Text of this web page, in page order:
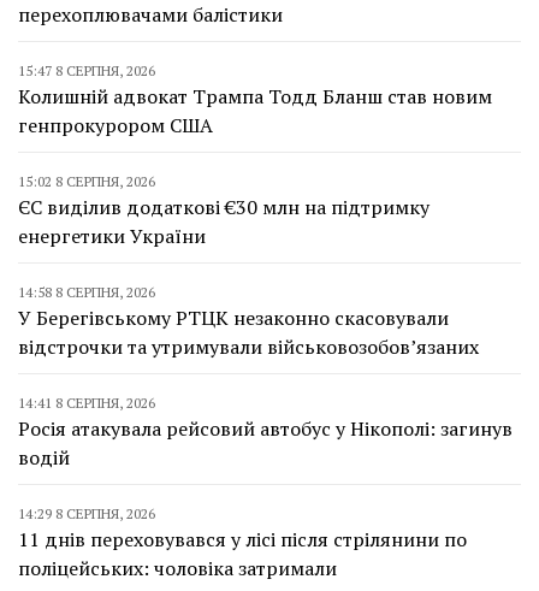
перехоплювачами балістики
15:47 8 СЕРПНЯ, 2026
Колишній адвокат Трампа Тодд Бланш став новим
генпрокурором США
15:02 8 СЕРПНЯ, 2026
ЄС виділив додаткові €30 млн на підтримку
енергетики України
14:58 8 СЕРПНЯ, 2026
У Берегівському РТЦК незаконно скасовували
відстрочки та утримували військовозобов’язаних
14:41 8 СЕРПНЯ, 2026
Росія атакувала рейсовий автобус у Нікополі: загинув
водій
14:29 8 СЕРПНЯ, 2026
11 днів переховувався у лісі після стрілянини по
поліцейських: чоловіка затримали